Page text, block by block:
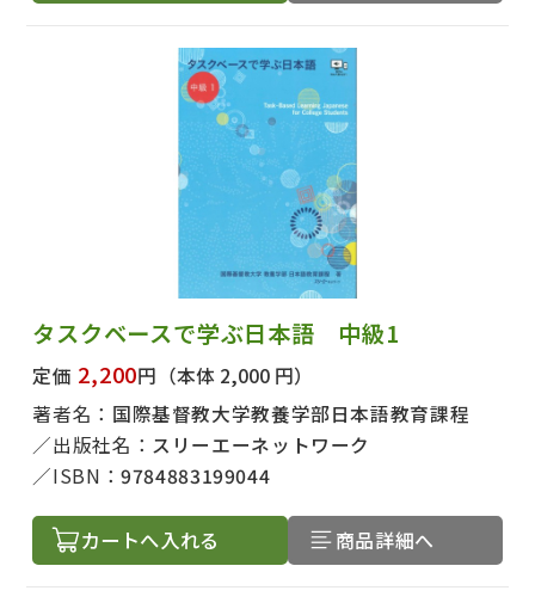
タスクベースで学ぶ日本語 中級1
定価 2,200円 （本体 2,000 円）
著者名： 国際基督教大学教養学部日本語教育課程
出版社名： スリーエーネットワーク
ISBN：9784883199044
カートへ入れる 商品詳細へ